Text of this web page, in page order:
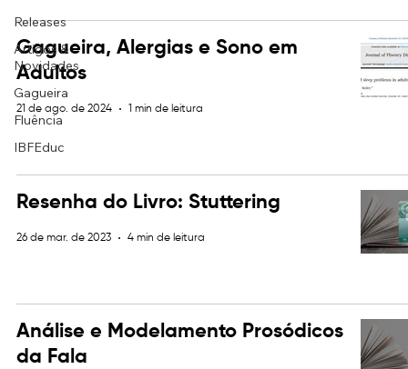
Releases
Artigos &
Novidades
Gagueira
Fluência
IBFEduc
Gagueira, Alergias e Sono em
Adultos
21 de ago. de 2024 1 min de leitura
Resenha do Livro: Stuttering
26 de mar. de 2023 4 min de leitura
Análise e Modelamento Prosódicos
da Fala